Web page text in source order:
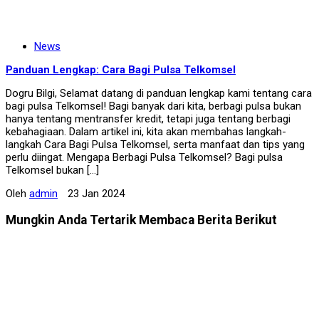
News
Panduan Lengkap: Cara Bagi Pulsa Telkomsel
Dogru Bilgi, Selamat datang di panduan lengkap kami tentang cara
bagi pulsa Telkomsel! Bagi banyak dari kita, berbagi pulsa bukan
hanya tentang mentransfer kredit, tetapi juga tentang berbagi
kebahagiaan. Dalam artikel ini, kita akan membahas langkah-
langkah Cara Bagi Pulsa Telkomsel, serta manfaat dan tips yang
perlu diingat. Mengapa Berbagi Pulsa Telkomsel? Bagi pulsa
Telkomsel bukan […]
Oleh admin 23 Jan 2024
Mungkin Anda Tertarik Membaca Berita Berikut